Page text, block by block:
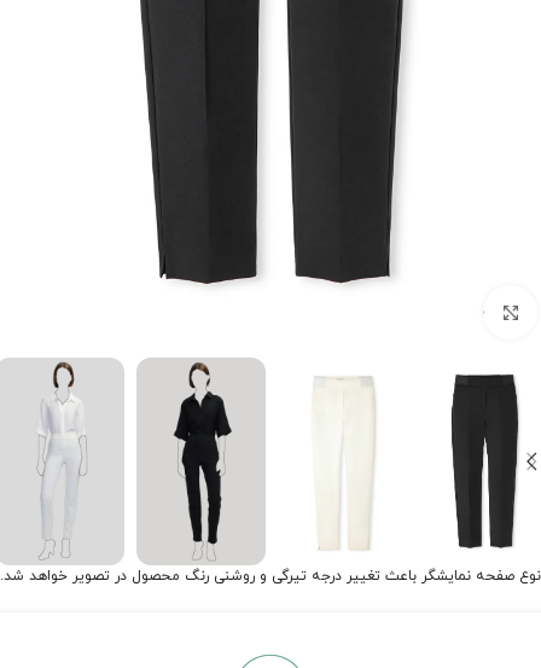
برای بزرگنمایی کلیک کنید
نوع صفحه نمایشگر باعث تغییر درجه تیرگی و روشنی رنگ محصول در تصویر خواهد شد.